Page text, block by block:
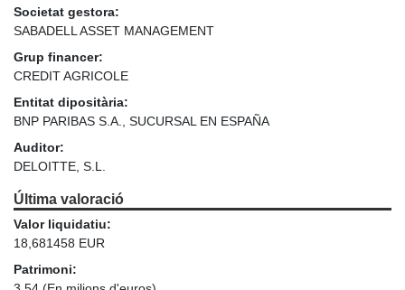
Societat gestora:
SABADELL ASSET MANAGEMENT
Grup financer:
CREDIT AGRICOLE
Entitat dipositària:
BNP PARIBAS S.A., SUCURSAL EN ESPAÑA
Auditor:
DELOITTE, S.L.
Última valoració
Valor liquidatiu:
18,681458 EUR
Patrimoni: